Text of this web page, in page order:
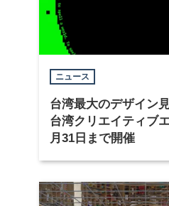
ニュース
台湾最大のデザイン
台湾クリエイティブ
月31日まで開催